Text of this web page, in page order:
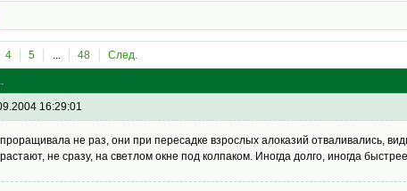
4 5 ... 48 След.
16:29:01
не раз, они при пересадке взрослых алоказий отваливались,
не сразу, на светлом окне под колпаком. Иногда долго, иногда